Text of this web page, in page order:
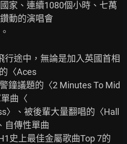
家、連續1080個小時、七萬
動的演唱會
行途中，無論是加入英國首相
〈Aces
鐘議題的〈2 Minutes To Mid
曲〈
〉、被後輩大量翻唱的〈Hall
自傳性單曲
史上最佳金屬歌曲Top 7的